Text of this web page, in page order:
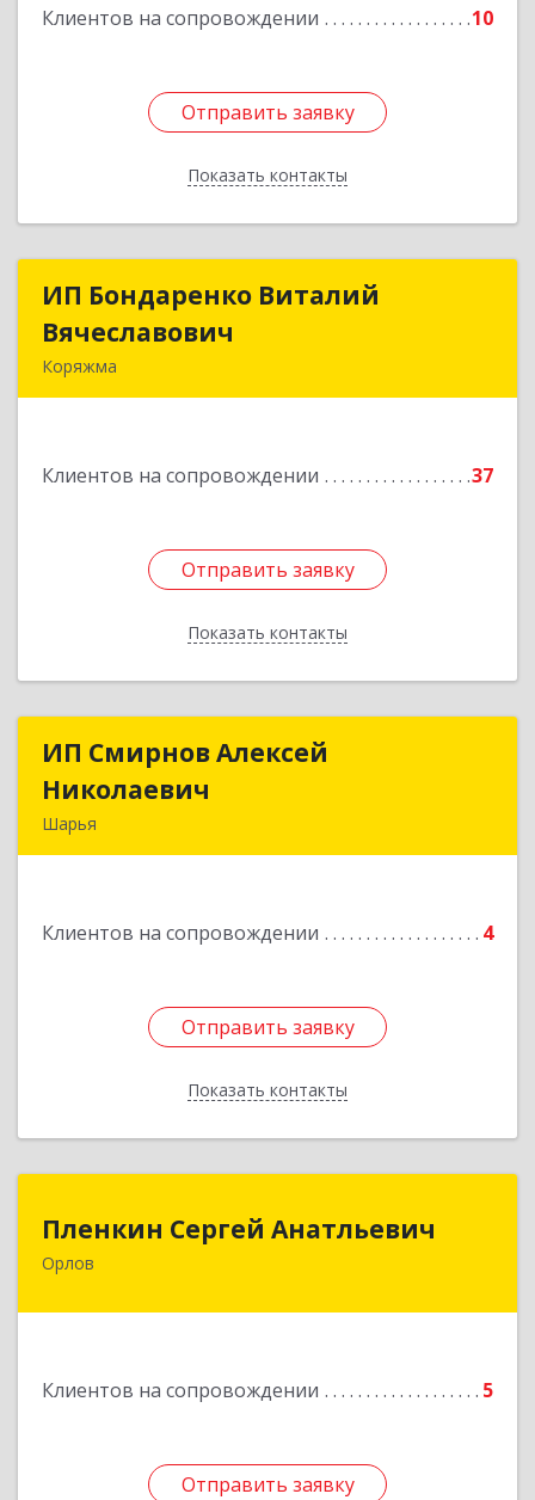
Клиентов на сопровождении 10
Отправить заявку
Показать контакты
Отправить заявку
Назад
ИП Бондаренко Виталий
Вячеславович
Коряжма
Клиентов на сопровождении 37
Отправить заявку
Показать контакты
ИП Бондаренко Виталий
Подробнее
Отправить заявку
Назад
ИП Смирнов Алексей
Николаевич
Шарья
Клиентов на сопровождении 4
Отправить заявку
Показать контакты
ИП Смирнов Алексей
Отправить заявку
Назад
Пленкин Сергей Анатльевич
Орлов
Клиентов на сопровождении 5
Отправить заявку
Пленкин Сергей Анатльевич
Отправить заявку